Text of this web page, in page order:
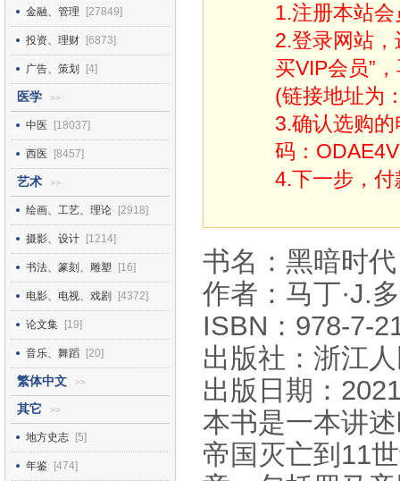
金融、管理 [27849]
投资、理财 [6873]
广告、策划 [4]
医学 >>
中医 [18037]
西医 [8457]
艺术 >>
绘画、工艺、理论 [2918]
摄影、设计 [1214]
书法、篆刻、雕塑 [16]
电影、电视、戏剧 [4372]
论文集 [19]
音乐、舞蹈 [20]
繁体中文 >>
其它 >>
地方史志 [5]
年鉴 [474]
1.注册本站会
2.登录网站，
买VIP会员”
(链接地址为
3.确认选购
码：
4.下一步，
书名：黑暗时
作者：马丁·J.
ISBN：978-7-
出版社：浙江
出版日期：
本书是一本讲
帝国灭亡到11